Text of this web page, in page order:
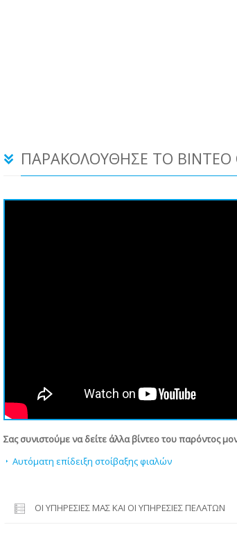
ΠΑΡΑΚΟΛΟΎΘΗΣΕ ΤΟ ΒΊΝΤΕΟ
Σας συνιστούμε να δείτε άλλα βίντεο του παρόντος
Αυτόματη επίδειξη στοίβαξης φιαλών
ΟΙ ΥΠΗΡΕΣΊΕΣ ΜΑΣ ΚΑΙ ΟΙ ΥΠΗΡΕΣΊΕΣ ΠΕΛΑΤΏΝ